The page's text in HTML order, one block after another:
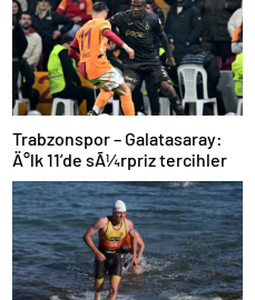
Trabzonspor – Galatasaray:
Ä°lk 11’de sÃ¼rpriz tercihler